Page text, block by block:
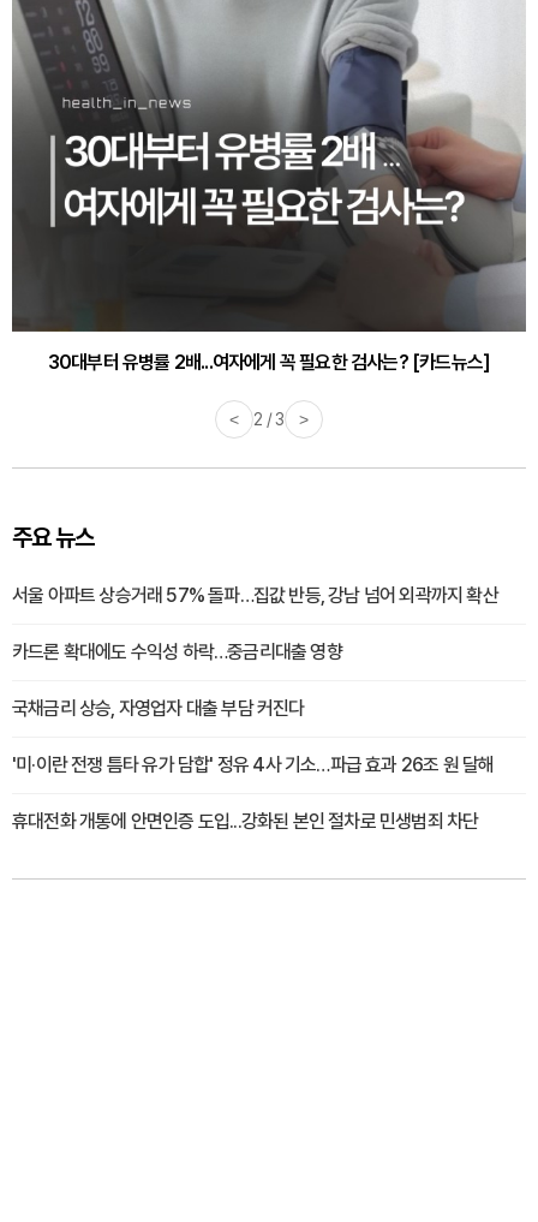
30대부터 유병률 2배...여자에게 꼭 필요한 검사는? [카드뉴스]
감기·독감 예방하고 면역력 높이는 4가지 영양제 [카드뉴스]
< 2 / 3 >
주요 뉴스
서울 아파트 상승거래 57% 돌파…집값 반등, 강남 넘어 외곽까지 확산
카드론 확대에도 수익성 하락…중금리대출 영향
국채금리 상승, 자영업자 대출 부담 커진다
'미·이란 전쟁 틈타 유가 담합' 정유 4사 기소…파급 효과 26조 원 달해
휴대전화 개통에 안면인증 도입...강화된 본인 절차로 민생범죄 차단